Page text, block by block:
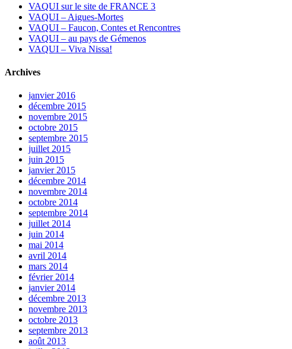
VAQUI sur le site de FRANCE 3
VAQUI – Aigues-Mortes
VAQUI – Faucon, Contes et Rencontres
VAQUI – au pays de Gémenos
VAQUI – Viva Nissa!
Archives
janvier 2016
décembre 2015
novembre 2015
octobre 2015
septembre 2015
juillet 2015
juin 2015
janvier 2015
décembre 2014
novembre 2014
octobre 2014
septembre 2014
juillet 2014
juin 2014
mai 2014
avril 2014
mars 2014
février 2014
janvier 2014
décembre 2013
novembre 2013
octobre 2013
septembre 2013
août 2013